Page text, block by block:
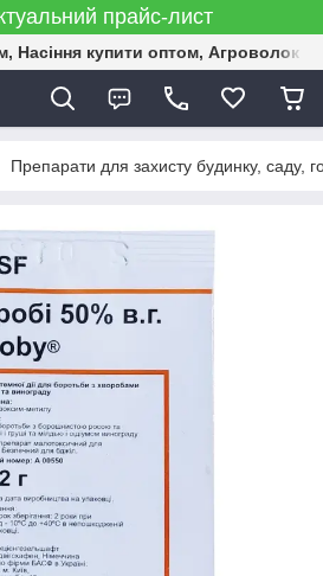
прайс-лист
Насіння купити оптом,
Препарати для захисту будинку, саду,